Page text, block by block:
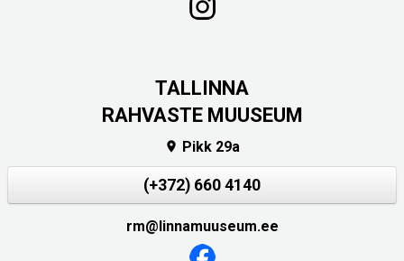
TALLINNA
RAHVASTE MUUSEUM
 Pikk 29a
(+372) 660 4140
rm@linnamuuseum.ee